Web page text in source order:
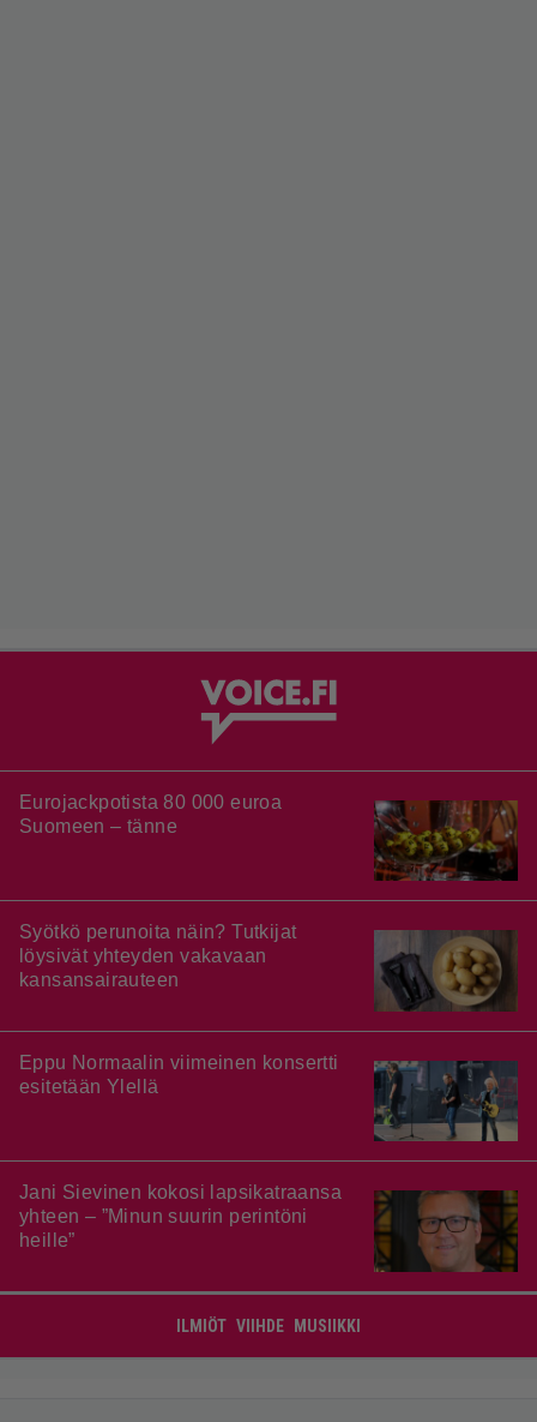
Eurojackpotista 80 000 euroa
Suomeen – tänne
Syötkö perunoita näin? Tutkijat
löysivät yhteyden vakavaan
kansansairauteen
Eppu Normaalin viimeinen konsertti
esitetään Ylellä
Jani Sievinen kokosi lapsikatraansa
yhteen – ”Minun suurin perintöni
heille”
ILMIÖT VIIHDE MUSIIKKI